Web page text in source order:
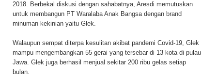
2018. Berbekal diskusi dengan sahabatnya, Aresdi memutuskan
untuk membangun PT Waralaba Anak Bangsa dengan brand
minuman kekinian yaitu Glek.
Walaupun sempat diterpa kesulitan akibat pandemi Covid-19, Glek
mampu mengembangkan 55 gerai yang tersebar di 13 kota di pulau
Jawa. Glek juga berhasil menjual sekitar 200 ribu gelas setiap
bulan.